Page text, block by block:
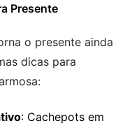
Presente
o presente ainda
dicas para
: Cachepots em